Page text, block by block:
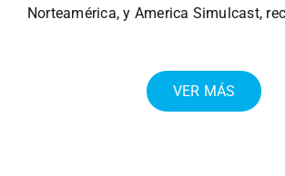
Norteamérica, y America Simulcast,
VER MÁS